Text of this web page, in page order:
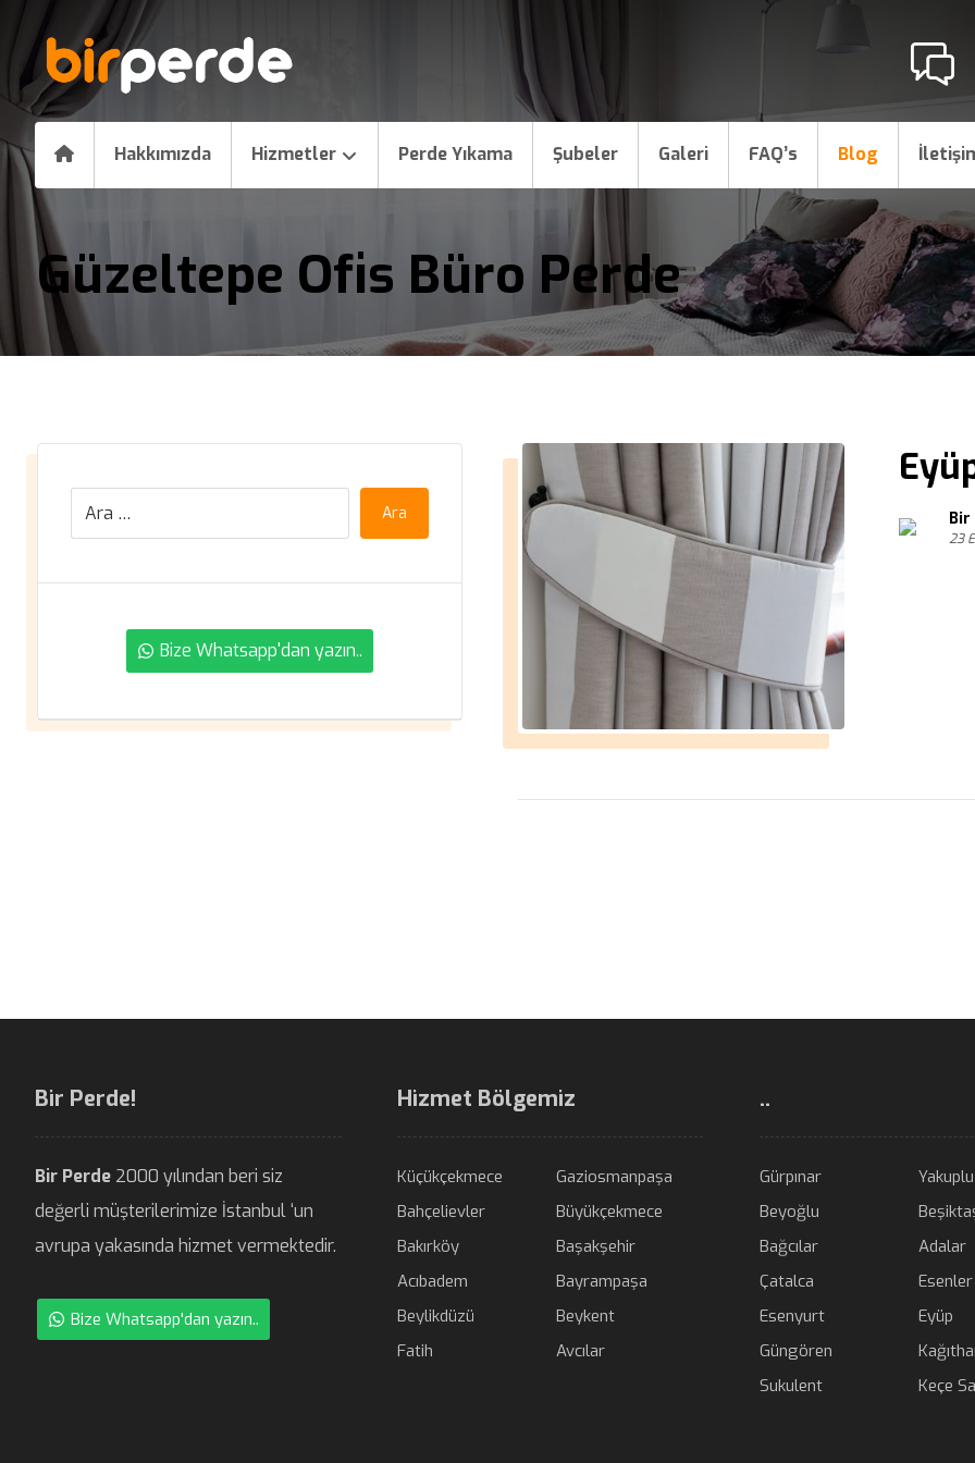
Hakkımızda Hizmetler Perde Yıkama Şubeler Galeri FAQ’s Blog
Güzeltepe Ofis Büro Perde
Bir
23
Ara
Bize Whatsapp'dan yazın..
Bir Perde!
Bir Perde 2000 yılından beri siz
değerli müşterilerimize İstanbul ‘un
avrupa yakasında hizmet vermektedir.
Bize Whatsapp'dan yazın..
Hizmet Bölgemiz
Küçükçekmece
Gaziosmanpaşa
Bahçelievler
Büyükçekmece
Bakırköy
Başakşehir
Acıbadem
Bayrampaşa
Beylikdüzü
Beykent
Fatih
Avcılar
..
Gürpınar
Yakuplu
Beyoğlu
Bağcılar
Adalar
Çatalca
Esenler
Esenyurt
Eyüp
Güngören
Sukulent
Keçe